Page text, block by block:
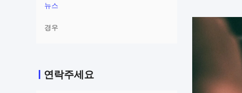
뉴스
경우
연락주세요